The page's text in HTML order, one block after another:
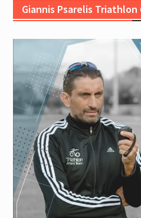
Giannis Psarelis Triathlon